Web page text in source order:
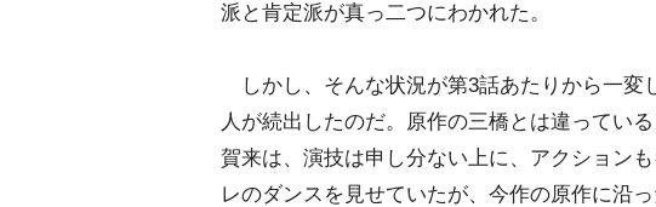
派と肯定派が真っ二つにわかれた。
しかし、そんな状況が第3話あたりから一変
人が続出したのだ。原作の三橋とは違ってい
賀来は、演技は申し分ない上に、アクション
レのダンスを見せていたが、今作の原作に沿